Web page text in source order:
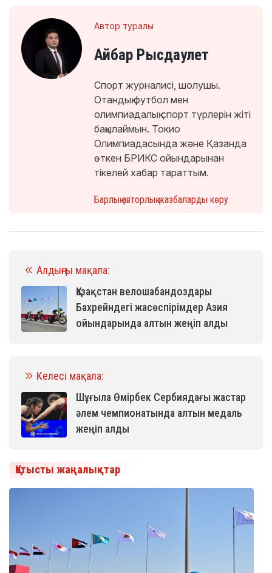
Автор туралы
Айбар Рысдаулет
Спорт журналисі, шолушы.
Отандық футбол мен
олимпиадалық спорт түрлерін жіті
бақылаймын. Токио
Олимпиадасында және Қазанда
өткен БРИКС ойындарынан
тікелей хабар тараттым.
Барлық авторлық жазбаларды көру
Алдыңғы мақала:
Қазақстан велошабандоздары
Бахрейндегі жасөспірімдер Азия
ойындарында алтын жеңіп алды
Келесі мақала:
Шұғыла Өмірбек Сербиядағы жастар
әлем чемпионатында алтын медаль
жеңіп алды
Қатысты жаңалықтар